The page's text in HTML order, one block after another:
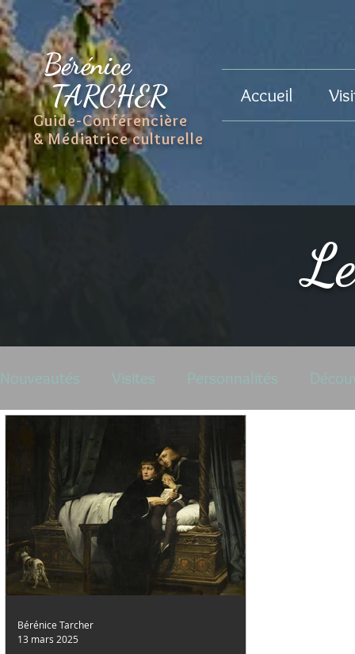
Bérénice
TARCHER
Guide-Conférencière
& Médiatrice culturelle
Accueil
Nouveautés Visites Personnalités
Bérénice Tarcher
13 mars 2025